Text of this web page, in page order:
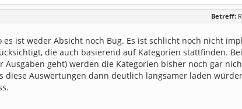
Betreff:
es ist weder Absicht noch Bug. Es ist schlicht noch nicht
die auch basierend auf Kategorien stattfinden.
Ausgaben geht) werden die Kategorien bisher noch gar
diese Auswertungen dann deutlich langsamer laden